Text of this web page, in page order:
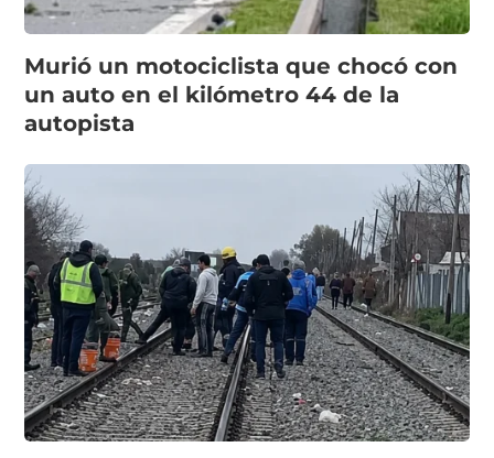
Murió un motociclista que chocó con
un auto en el kilómetro 44 de la
autopista